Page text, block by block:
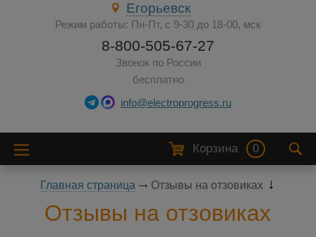
Егорьевск
Режим работы: Пн-Пт, с 9-30 до 18-00, мск
8-800-505-67-27
Звонок по России
бесплатно
info@electroprogress.ru
Корзина 0
Главная страница Отзывы на отзовиках
Отзывы на отзовиках